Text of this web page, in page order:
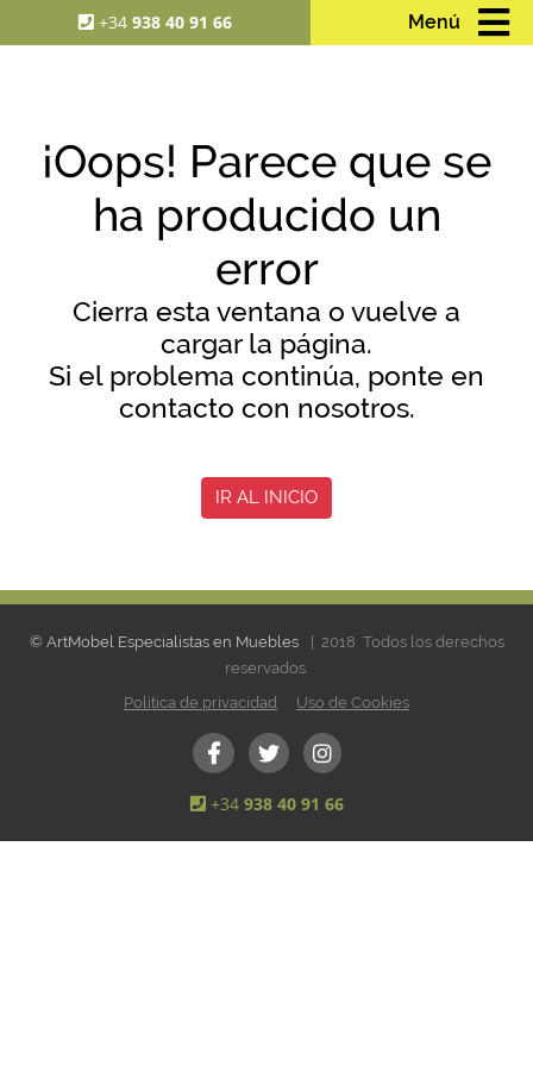
+34938 40 91 66 Menú
¡Oops! Parece que se
ha producido un
error
Cierra esta ventana o vuelve a
cargar la página.
Si el problema continúa, ponte en
contacto con nosotros.
IR AL INICIO
© ArtMobel Especialistas en Muebles
| 2018 Todos los derechos
reservados.
Política de privacidad
Uso de Cookies
+34 938 40 91 66